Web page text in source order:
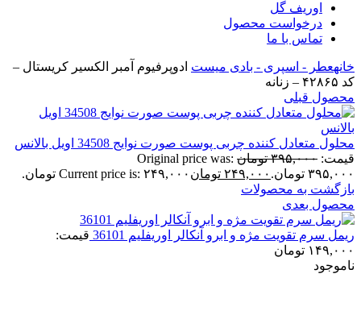
اوریف گل
درخواست محصول
تماس با ما
خانهعطر - اسپری - بادی میست ادوپرفیوم آمبر الکسیر کریستال –
کد ۴۲۸۶۵ – زنانه
محصول قبلی
محلول متعادل کننده چربی پوست صورت نوایج 34508 اویل بالانس
قیمت: ۳۹۵,۰۰۰ تومان Original price was:
۳۹۵,۰۰۰ تومان.
۲۴۹,۰۰۰ تومان Current price is: ۲۴۹,۰۰۰ تومان.
بازگشت به محصولات
محصول بعدی
ریمل سرم تقویت مژه و ابرو آنکالر اوریفلیم 36101
قیمت:
۱۴۹,۰۰۰ تومان
ناموجود